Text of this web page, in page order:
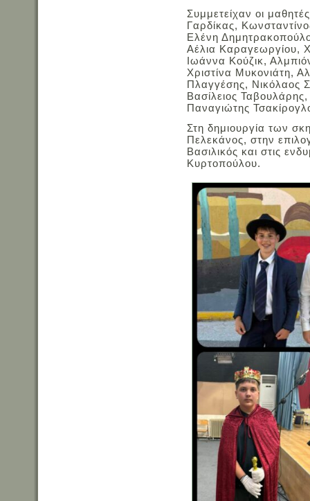
Συμμετείχαν οι
Γαρδίκας,
Ελένη
Αέλια Καραγεωργίου,
Ιωάννα Κούζικ,
Χριστίνα Μυκονιάτη,
Πλαγγέσης, Νικόλαος
Βασίλειος
Παναγιώτης
Στη δημιουργία των
Πελεκάνος, στην
Βασιλικός και στις
Κυρτοπούλου.